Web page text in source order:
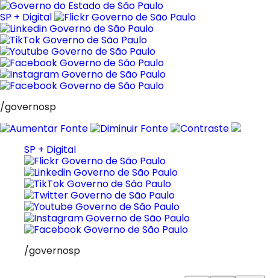
Pular
para
o
conteúdo
SP + Digital
/governosp
SP + Digital
/governosp